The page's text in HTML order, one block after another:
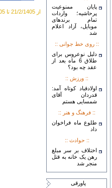
از 21/2/1405 تا 17/5/1405
پایان ممنوعیت
پرحاشیه؛ واردات
تمام برندهای
موبایل، آزاد اعلام
شد
:: روی خط جوانی ::
دلیل نوعروس برای
طلاق 6 ماه بعد از
عقد چه بود؟
:: ورزش ::
اولادقباد کوتاه آمد:
قدردان آقای
شمسایی هستم
:: فرهنگ و هنر ::
طلوع ماه فراخوان
داد
:: حوادث ::
اختلاف بر سر مبلغ
رهن یک خانه به قتل
منجر شد
پاورقی